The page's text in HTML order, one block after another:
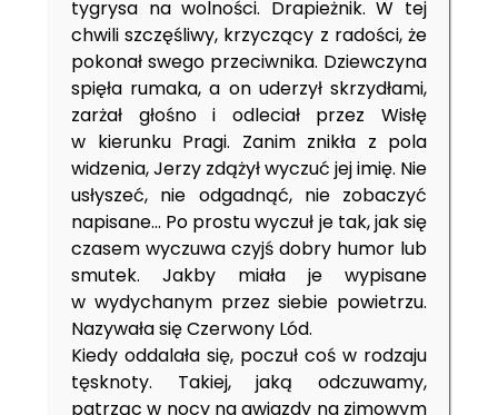
tygrysa na wolności. Drapieżnik. W tej
chwili szczęśliwy, krzyczący z radości, że
pokonał swego przeciwnika. Dziewczyna
spięła rumaka, a on uderzył skrzydłami,
zarżał głośno i odleciał przez Wisłę
w kierunku Pragi. Zanim znikła z pola
widzenia, Jerzy zdążył wyczuć jej imię. Nie
usłyszeć, nie odgadnąć, nie zobaczyć
napisane… Po prostu wyczuł je tak, jak się
czasem wyczuwa czyjś dobry humor lub
smutek. Jakby miała je wypisane
w wydychanym przez siebie powietrzu.
Nazywała się Czerwony Lód.
Kiedy oddalała się, poczuł coś w rodzaju
tęsknoty. Takiej, jaką odczuwamy,
patrząc w nocy na gwiazdy na zimowym